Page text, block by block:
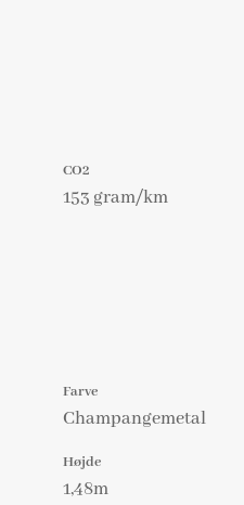
CO2
153 gram/km
Farve
Champangemetal
Højde
1,48m